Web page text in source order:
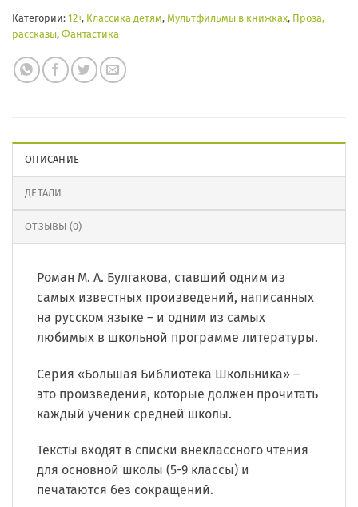
Категории: 12+, Классика детям, Мультфильмы в книжках, Проза,
рассказы, Фантастика
ОПИСАНИЕ
ДЕТАЛИ
ОТЗЫВЫ (0)
Роман М. А. Булгакова, ставший одним из
самых известных произведений, написанных
на русском языке – и одним из самых
любимых в школьной программе литературы.
Серия «Большая Библиотека Школьника» –
это произведения, которые должен прочитать
каждый ученик средней школы.
Тексты входят в списки внеклассного чтения
для основной школы (5-9 классы) и
печатаются без сокращений.